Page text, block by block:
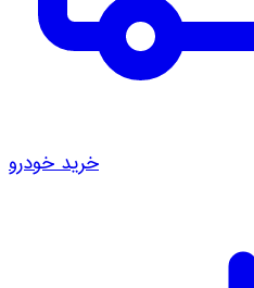
خرید خودرو